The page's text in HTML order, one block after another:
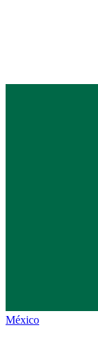
México